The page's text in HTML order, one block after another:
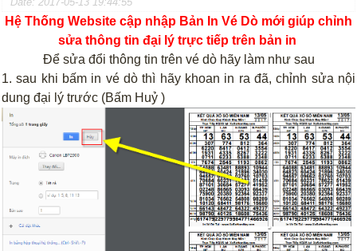
Hệ Thống Website cập nhập Bản In Vé Dò mới giúp chỉnh
sửa thông tin đại lý trực tiếp trên bản in
Để sửa đổi thông tin trên vé dò hãy làm như sau
1. sau khi bấm in vé dò thì hãy khoan in ra đã, chỉnh sửa nội
dung đại lý trước (Bấm Huỷ )